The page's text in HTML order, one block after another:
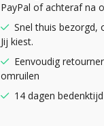
PayPal of achteraf na
Snel thuis bezorgd,
Jij kiest.
Eenvoudig
omruilen
14 dagen